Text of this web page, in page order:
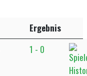
Ergebnis
1 - 0